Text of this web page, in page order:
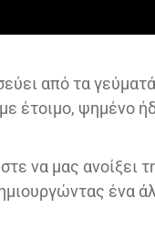
από τα
έτοιμο, ψημένο
να μας ανοίξει
ένα